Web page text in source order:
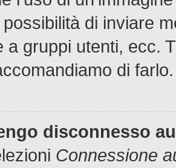
di inviare
a gruppi utenti, ecc.
di farlo.
disconnesso
Connessione